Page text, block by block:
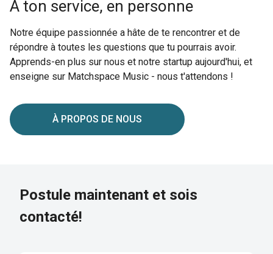
À ton service, en personne
Notre équipe passionnée a hâte de te rencontrer et de
répondre à toutes les questions que tu pourrais avoir.
Apprends-en plus sur nous et notre startup aujourd'hui, et
enseigne sur Matchspace Music - nous t'attendons !
À PROPOS DE NOUS
Postule maintenant et sois
contacté!